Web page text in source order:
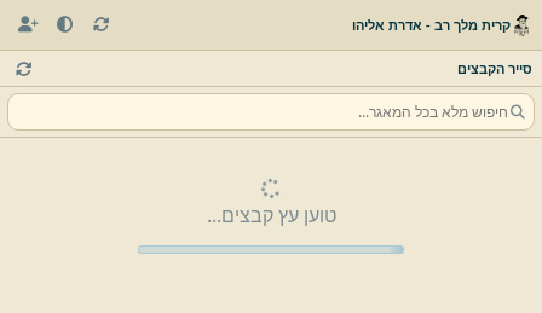
קרית מלך רב - אדרת אליהו
סייר הקבצים
טוען עץ קבצים...